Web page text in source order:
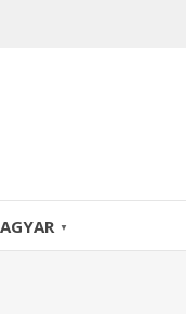
▼